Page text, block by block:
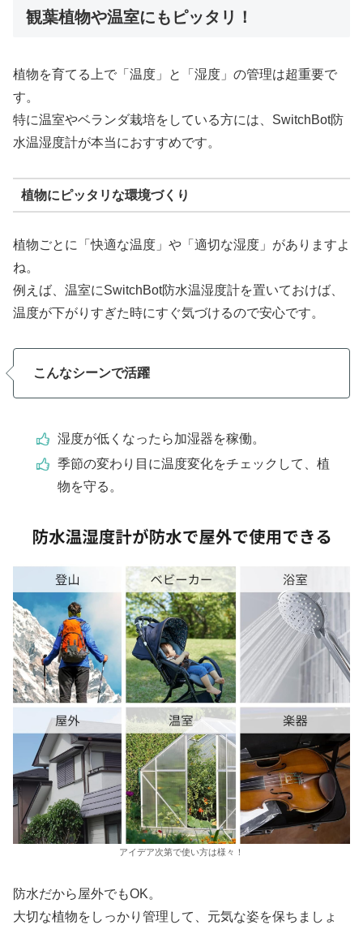
観葉植物や温室にもピッタリ！
植物を育てる上で「温度」と「湿度」の管理は超重要で
す。
特に温室やベランダ栽培をしている方には、SwitchBot防
水温湿度計が本当におすすめです。
植物にピッタリな環境づくり
植物ごとに「快適な温度」や「適切な湿度」がありますよ
ね。
例えば、温室にSwitchBot防水温湿度計を置いておけば、
温度が下がりすぎた時にすぐ気づけるので安心です。
こんなシーンで活躍
湿度が低くなったら加湿器を稼働。
季節の変わり目に温度変化をチェックして、植
物を守る。
アイデア次第で使い方は様々！
防水だから屋外でもOK。
大切な植物をしっかり管理して、元気な姿を保ちましょ